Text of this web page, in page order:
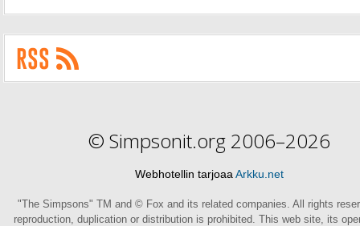
© Simpsonit.org 2006–2026
Webhotellin tarjoaa Arkku.net
"The Simpsons" TM and © Fox and its related companies. All rights
reproduction, duplication or distribution is prohibited. This web site, its